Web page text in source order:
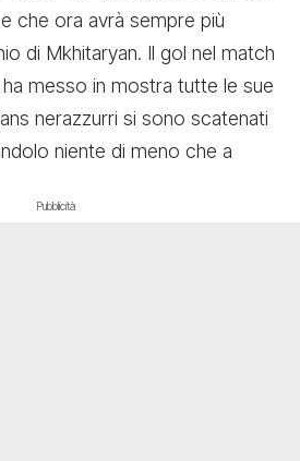
che ora avrà sempre più
di Mkhitaryan. Il gol nel match
messo in mostra tutte le sue
nerazzurri si sono scatenati
niente di meno che a
Pubblicità